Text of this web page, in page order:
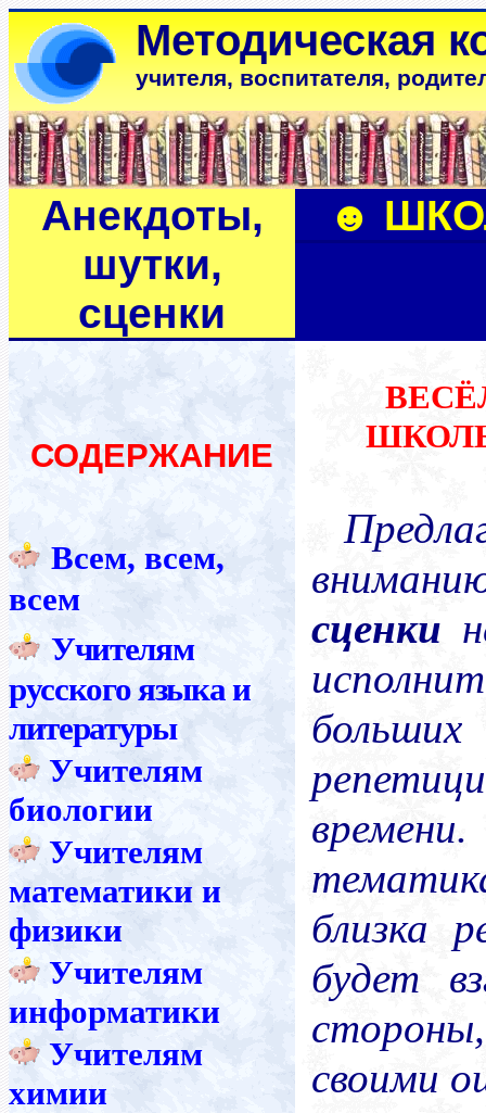
Методическая
учителя, воспитателя,
Анекдоты,
шутки,
сценки
☻
СОДЕРЖАНИЕ
Всем, всем,
всем
Учителям
русского языка и
литературы
Учителям
биологии
Учителям
математики и
физики
Учителям
информатики
Учителям
химии
сценки
близка
будет
своими